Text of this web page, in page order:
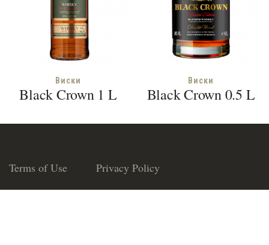
Виски
Black Crown 1 L
Виски
Black Crown 0.5 L
Terms of Use Privacy Policy